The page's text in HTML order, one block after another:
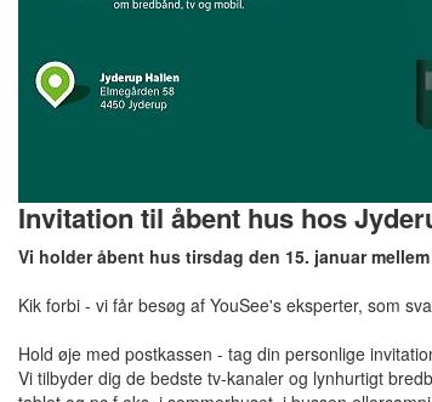
Invitation til åbent hus hos
Vi holder åbent hus tirsdag den 15. januar
Kik forbi - vi får besøg af YouSee's eksperter, som
Hold øje med postkassen - tag din personlige
Vi tilbyder dig de bedste tv-kanaler og lynhurtigt